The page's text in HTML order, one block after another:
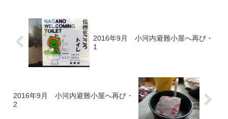
2016年9月 小河内避難小屋へ再び・
1
2016年9月 小河内避難小屋へ再び・
2